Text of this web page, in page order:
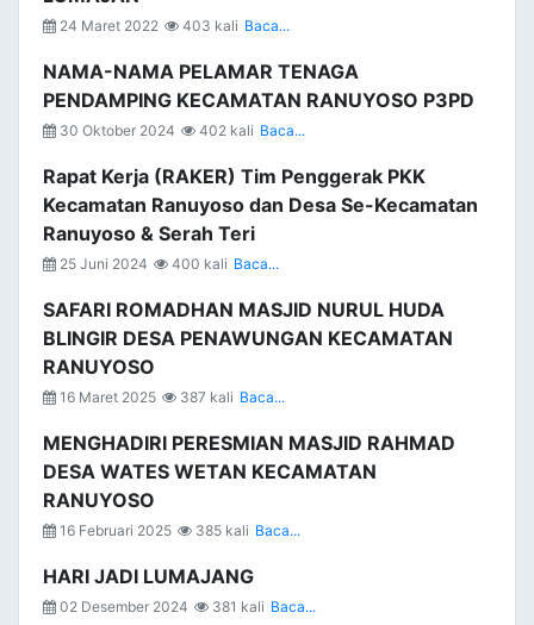
24 Maret 2022 403 kali Baca...
NAMA-NAMA PELAMAR TENAGA
PENDAMPING KECAMATAN RANUYOSO P3PD
30 Oktober 2024 402 kali Baca...
Rapat Kerja (RAKER) Tim Penggerak PKK
Kecamatan Ranuyoso dan Desa Se-Kecamatan
Ranuyoso & Serah Teri
25 Juni 2024 400 kali Baca...
SAFARI ROMADHAN MASJID NURUL HUDA
BLINGIR DESA PENAWUNGAN KECAMATAN
RANUYOSO
16 Maret 2025 387 kali Baca...
MENGHADIRI PERESMIAN MASJID RAHMAD
DESA WATES WETAN KECAMATAN
RANUYOSO
16 Februari 2025 385 kali Baca...
HARI JADI LUMAJANG
02 Desember 2024 381 kali Baca...